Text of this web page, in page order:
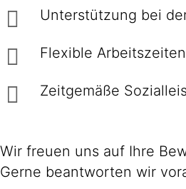
Unterstützung bei
Flexible
Zeitgemäße
Wir freuen uns auf Ihre
Gerne beantworten wir